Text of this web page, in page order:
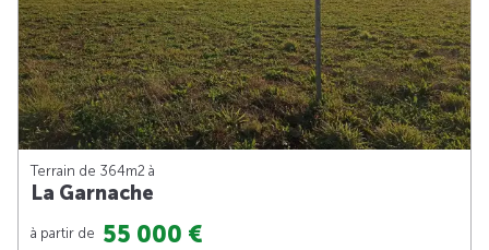
Terrain de 364m2 à
La Garnache
à partir de 55 000 €